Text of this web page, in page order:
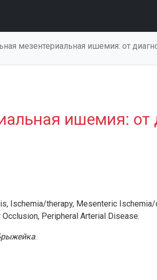
мезентериальная ишемия: от
ишемия: от
Ischemia/therapy, Mesenteric
Occlusion, Peripheral Arterial Disease.
.